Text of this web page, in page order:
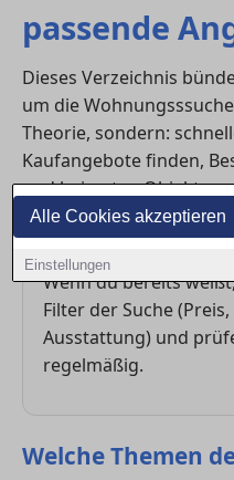
Alle Cookies akzeptieren
Einstellungen
passende
Dieses Verzeichnis
um die
Theorie, sondern:
Kaufangebote finden,
und bei guten Objekten
Direkt starten
Wenn du bereits
Filter der Suche
Ausstattung) und
regelmäßig.
Welche Themen